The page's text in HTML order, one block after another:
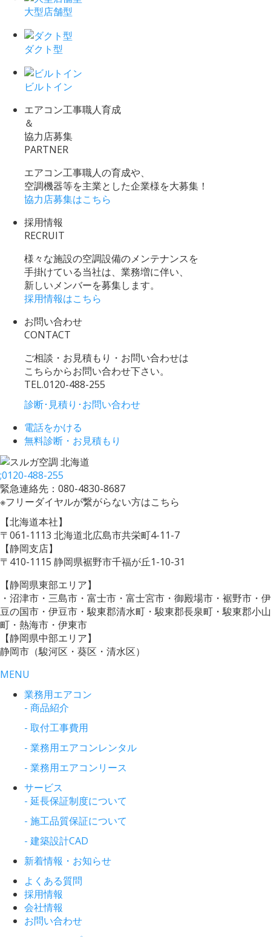
大型店舗型
ダクト型
ビルトイン
エアコン工事職人育成
＆
協力店募集
PARTNER
エアコン工事職人の育成や、
空調機器等を主業とした企業様を大募集！
協力店募集はこちら
採用情報
RECRUIT
様々な施設の空調設備のメンテナンスを
手掛けている当社は、業務増に伴い、
新しいメンバーを募集します。
採用情報はこちら
お問い合わせ
CONTACT
ご相談・お見積もり・お問い合わせは
こちらからお問い合わせ下さい。
TEL.0120-488-255
診断･見積り･お問い合わせ
電話をかける
無料診断・お見積もり
;0120-488-255
緊急連絡先：080-4830-8687
※フリーダイヤルが繋がらない方はこちら
【北海道本社】
〒061-1113 北海道北広島市共栄町4-11-7
【静岡支店】
〒410-1115 静岡県裾野市千福が丘1-10-31
【静岡県東部エリア】
・沼津市・三島市・富士市・富士宮市・御殿場市・裾野市・伊
豆の国市・伊豆市・駿東郡清水町・駿東郡長泉町・駿東郡小山
町・熱海市・伊東市
【静岡県中部エリア】
静岡市（駿河区・葵区・清水区）
MENU
業務用エアコン
- 商品紹介
- 取付工事費用
- 業務用エアコンレンタル
- 業務用エアコンリース
サービス
- 延長保証制度について
- 施工品質保証について
- 建築設計CAD
新着情報・お知らせ
よくある質問
採用情報
会社情報
お問い合わせ